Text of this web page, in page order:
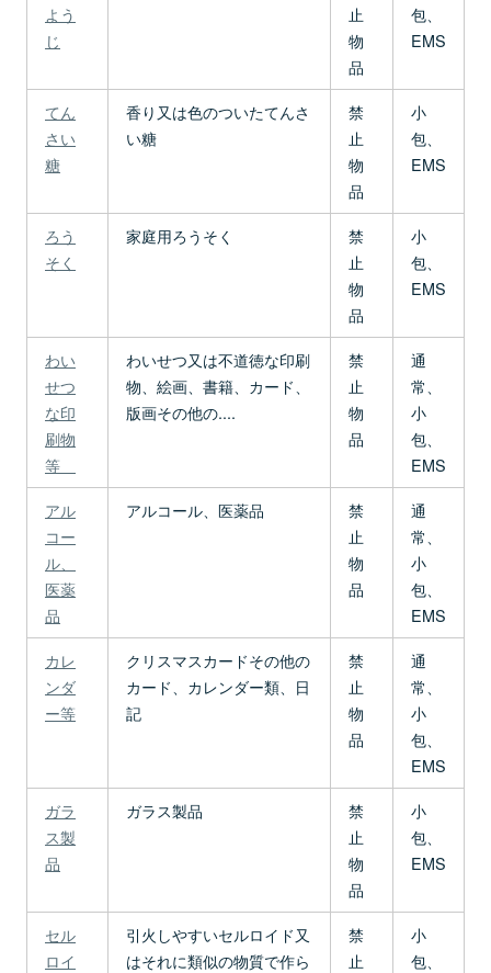
よう
じ
止
物
品
包、
EMS
てん
さい
糖
香り又は色のついたてんさ
い糖
禁
止
物
品
小
包、
EMS
ろう
そく
家庭用ろうそく
禁
止
物
品
小
包、
EMS
わい
せつ
な印
刷物
等
わいせつ又は不道徳な印刷
物、絵画、書籍、カード、
版画その他の....
禁
止
物
品
通
常、
小
包、
EMS
アル
コー
ル、
医薬
品
アルコール、医薬品
禁
止
物
品
通
常、
小
包、
EMS
カレ
ンダ
ー等
クリスマスカードその他の
カード、カレンダー類、日
記
禁
止
物
品
通
常、
小
包、
EMS
ガラ
ス製
品
ガラス製品
禁
止
物
品
小
包、
EMS
セル
ロイ
引火しやすいセルロイド又
はそれに類似の物質で作ら
禁
止
小
包、